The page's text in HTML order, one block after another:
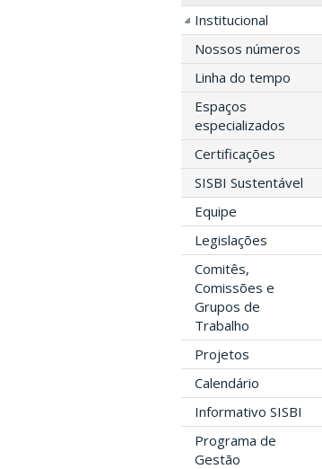
Institucional
Nossos números
Linha do tempo
Espaços
especializados
Certificações
SISBI Sustentável
Equipe
Legislações
Comitês,
Comissões e
Grupos de
Trabalho
Projetos
Calendário
Informativo SISBI
Programa de
Gestão